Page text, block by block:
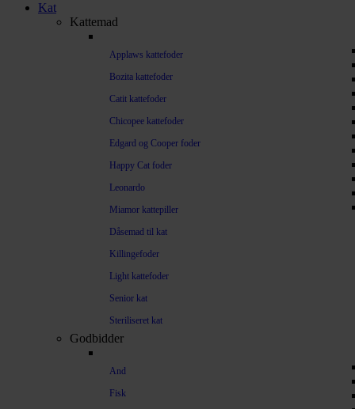
Kat
Kattemad
Applaws kattefoder
Bozita kattefoder
Catit kattefoder
Chicopee kattefoder
Edgard og Cooper foder
Happy Cat foder
Leonardo
Miamor kattepiller
Dåsemad til kat
Killingefoder
Light kattefoder
Senior kat
Steriliseret kat
Godbidder
And
Fisk